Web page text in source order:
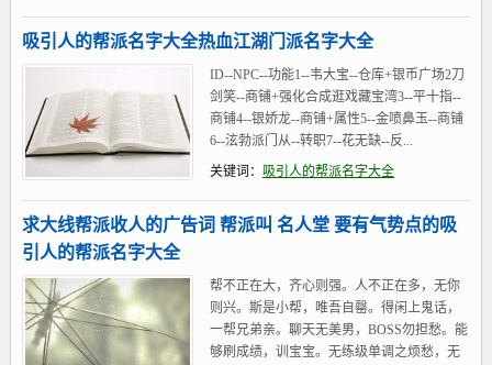
吸引人的帮派名字大全热血江湖门派名字大全
ID--NPC--功能1--韦大宝--仓库+银币广场2刀
剑笑--商铺+强化合成逛戏藏宝湾3--平十指--
商铺4--银娇龙--商铺+属性5--金喷鼻玉--商铺
6--泫勃派门从--转职7--花无缺--反...
关键词： 吸引人的帮派名字大全
求大线帮派收人的广告词 帮派叫 名人堂 要有气势点的吸
引人的帮派名字大全
帮不正在大，齐心则强。人不正在多，无你
则兴。斯是小帮，唯吾自罄。得闲上鬼话，
一帮兄弟亲。聊天无美男，BOSS勿担愁。能
够刷成绩，训宝宝。无练级单调之烦愁，无